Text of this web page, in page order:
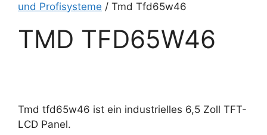
und Profisysteme / Tmd Tfd65w46
TMD TFD65W46
Tmd tfd65w46 ist ein industrielles 6,5 Zoll TFT-
LCD Panel.